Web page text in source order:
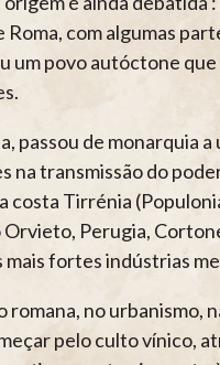
com algumas
um povo autóctone
passou de monarquia
transmissão do
costa Tirrénia
Perugia,
fortes indústrias
no urbanismo,
pelo culto vínico,